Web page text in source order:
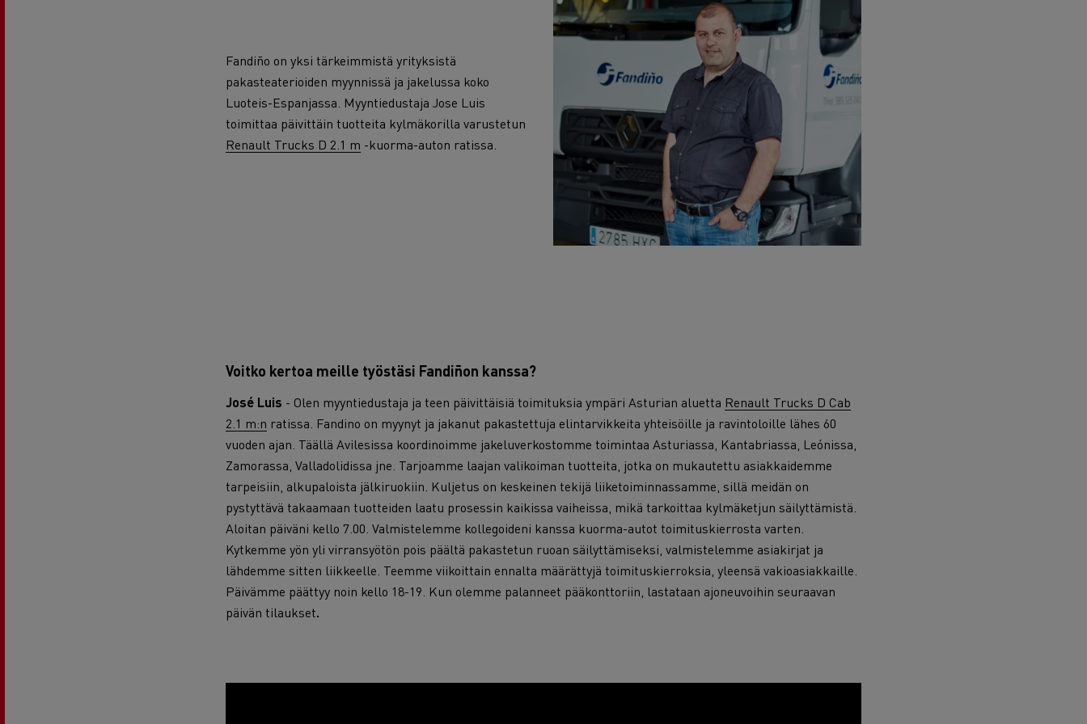
Fandiño on yksi tärkeimmistä yrityksistä
pakasteaterioiden myynnissä ja jakelussa koko
Luoteis-Espanjassa. Myyntiedustaja Jose Luis
toimittaa päivittäin tuotteita kylmäkorilla varustetun
Renault Trucks D 2.1 m -kuorma-auton ratissa.
Voitko kertoa meille työstäsi Fandiñon kanssa?
José Luis - Olen myyntiedustaja ja teen päivittäisiä toimituksia ympäri Asturian aluetta Renault Trucks D Cab
2.1 m:n ratissa. Fandino on myynyt ja jakanut pakastettuja elintarvikkeita yhteisöille ja ravintoloille lähes 60
vuoden ajan. Täällä Avilesissa koordinoimme jakeluverkostomme toimintaa Asturiassa, Kantabriassa, Leónissa,
Zamorassa, Valladolidissa jne. Tarjoamme laajan valikoiman tuotteita, jotka on mukautettu asiakkaidemme
tarpeisiin, alkupaloista jälkiruokiin. Kuljetus on keskeinen tekijä liiketoiminnassamme, sillä meidän on
pystyttävä takaamaan tuotteiden laatu prosessin kaikissa vaiheissa, mikä tarkoittaa kylmäketjun säilyttämistä.
Aloitan päiväni kello 7.00. Valmistelemme kollegoideni kanssa kuorma-autot toimituskierrosta varten.
Kytkemme yön yli virransyötön pois päältä pakastetun ruoan säilyttämiseksi, valmistelemme asiakirjat ja
lähdemme sitten liikkeelle. Teemme viikoittain ennalta määrättyjä toimituskierroksia, yleensä vakioasiakkaille.
Päivämme päättyy noin kello 18-19. Kun olemme palanneet pääkonttoriin, lastataan ajoneuvoihin seuraavan
päivän tilaukset.